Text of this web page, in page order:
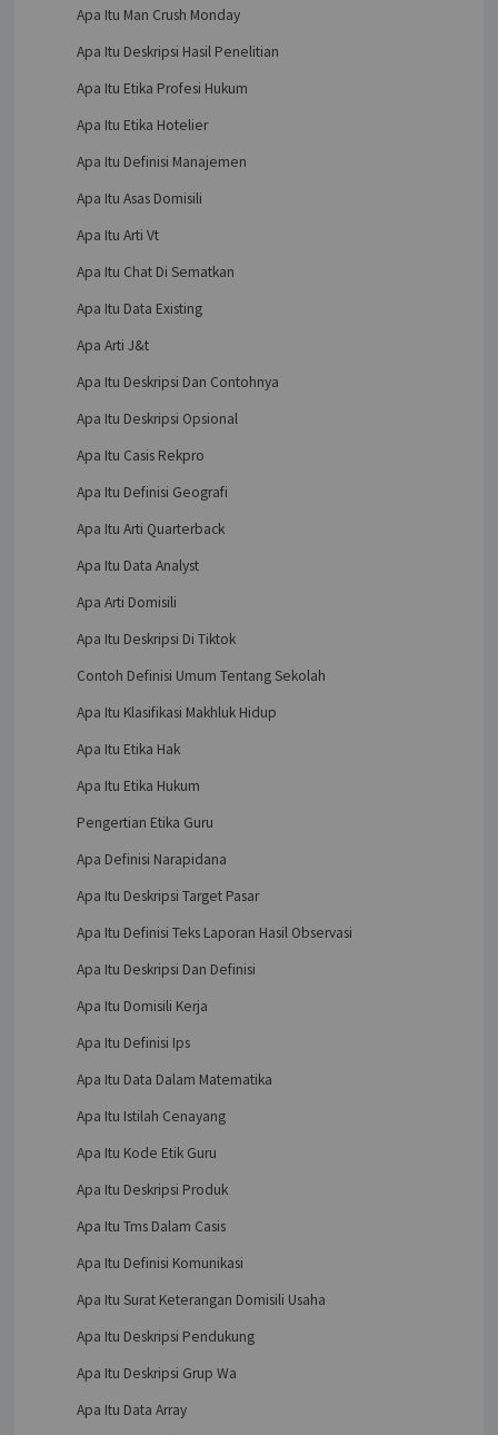
Apa Itu Man Crush Monday
Apa Itu Deskripsi Hasil Penelitian
Apa Itu Etika Profesi Hukum
Apa Itu Etika Hotelier
Apa Itu Definisi Manajemen
Apa Itu Asas Domisili
Apa Itu Arti Vt
Apa Itu Chat Di Sematkan
Apa Itu Data Existing
Apa Arti J&t
Apa Itu Deskripsi Dan Contohnya
Apa Itu Deskripsi Opsional
Apa Itu Casis Rekpro
Apa Itu Definisi Geografi
Apa Itu Arti Quarterback
Apa Itu Data Analyst
Apa Arti Domisili
Apa Itu Deskripsi Di Tiktok
Contoh Definisi Umum Tentang Sekolah
Apa Itu Klasifikasi Makhluk Hidup
Apa Itu Etika Hak
Apa Itu Etika Hukum
Pengertian Etika Guru
Apa Definisi Narapidana
Apa Itu Deskripsi Target Pasar
Apa Itu Definisi Teks Laporan Hasil Observasi
Apa Itu Deskripsi Dan Definisi
Apa Itu Domisili Kerja
Apa Itu Definisi Ips
Apa Itu Data Dalam Matematika
Apa Itu Istilah Cenayang
Apa Itu Kode Etik Guru
Apa Itu Deskripsi Produk
Apa Itu Tms Dalam Casis
Apa Itu Definisi Komunikasi
Apa Itu Surat Keterangan Domisili Usaha
Apa Itu Deskripsi Pendukung
Apa Itu Deskripsi Grup Wa
Apa Itu Data Array